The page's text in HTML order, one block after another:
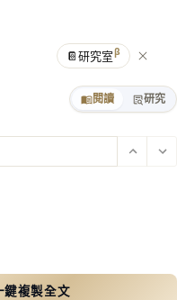
閱讀 研究
鍵複製全文
📔研究室β